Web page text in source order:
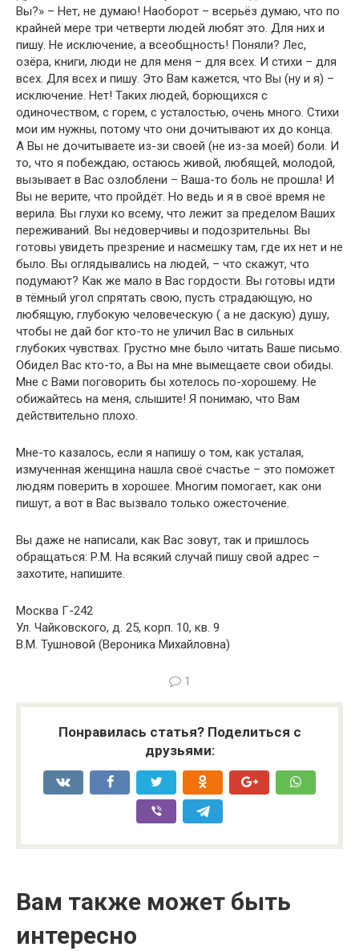
Вы?» – Нет, не думаю! Наоборот – всерьёз думаю, что по
крайней мере три четверти людей любят это. Для них и
пишу. Не исключение, а всеобщность! Поняли? Лес,
озёра, книги, люди не для меня – для всех. И стихи – для
всех. Для всех и пишу. Это Вам кажется, что Вы (ну и я) –
исключение. Нет! Таких людей, борющихся с
одиночеством, с горем, с усталостью, очень много. Стихи
мои им нужны, потому что они дочитывают их до конца.
А Вы не дочитываете из-зи своей (не из-за моей) боли. И
то, что я побеждаю, остаюсь живой, любящей, молодой,
вызывает в Вас озлоблени – Ваша-то боль не прошла! И
Вы не верите, что пройдёт. Но ведь и я в своё время не
верила. Вы глухи ко всему, что лежит за пределом Ваших
переживаний. Вы недоверчивы и подозрительны. Вы
готовы увидеть презрение и насмешку там, где их нет и не
было. Вы оглядывались на людей, – что скажут, что
подумают? Как же мало в Вас гордости. Вы готовы идти
в тёмный угол спрятать свою, пусть страдающую, но
любящую, глубокую человеческую ( а не даскую) душу,
чтобы не дай бог кто-то не уличил Вас в сильных
глубоких чувствах. Грустно мне было читать Ваше письмо.
Обидел Вас кто-то, а Вы на мне вымещаете свои обиды.
Мне с Вами поговорить бы хотелось по-хорошему. Не
обижайтесь на меня, слышите! Я понимаю, что Вам
действительно плохо.
Мне-то казалось, если я напишу о том, как усталая,
измученная женщина нашла своё счастье – это поможет
людям поверить в хорошее. Многим помогает, как они
пишут, а вот в Вас вызвало только ожесточение.
Вы даже не написали, как Вас зовут, так и пришлось
обращаться: Р.М. На всякий случай пишу свой адрес –
захотите, напишите.
Москва Г-242
Ул. Чайковского, д. 25, корп. 10, кв. 9
В.М. Тушновой (Вероника Михайловна)
1
Понравилась статья? Поделиться с
друзьями:
Вам также может быть
интересно